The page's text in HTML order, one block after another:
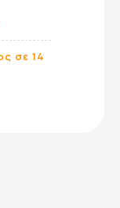
σε 14